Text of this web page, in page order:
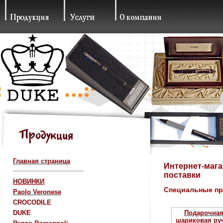
Главная страница
НОВИНКИ
Paolo Veronese
CROCODILE
DUKE
Интернет-
поставки
Специальные
Подарочная
шариковая